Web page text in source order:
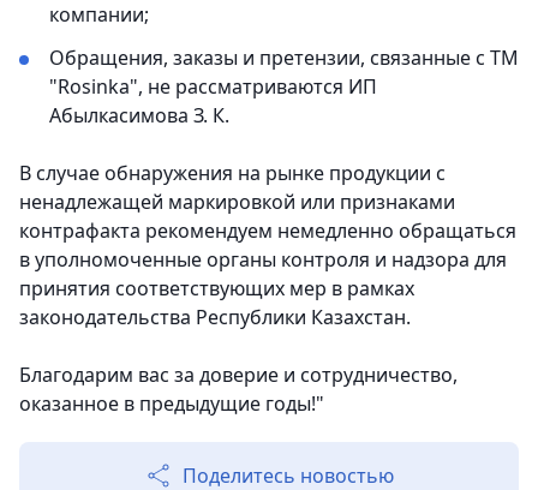
компании;
Обращения, заказы и претензии, связанные с ТМ
"Rosinka", не рассматриваются ИП
Абылкасимова З. К.
В случае обнаружения на рынке продукции с
ненадлежащей маркировкой или признаками
контрафакта рекомендуем немедленно обращаться
в уполномоченные органы контроля и надзора для
принятия соответствующих мер в рамках
законодательства Республики Казахстан.
Благодарим вас за доверие и сотрудничество,
оказанное в предыдущие годы!"
Поделитесь новостью